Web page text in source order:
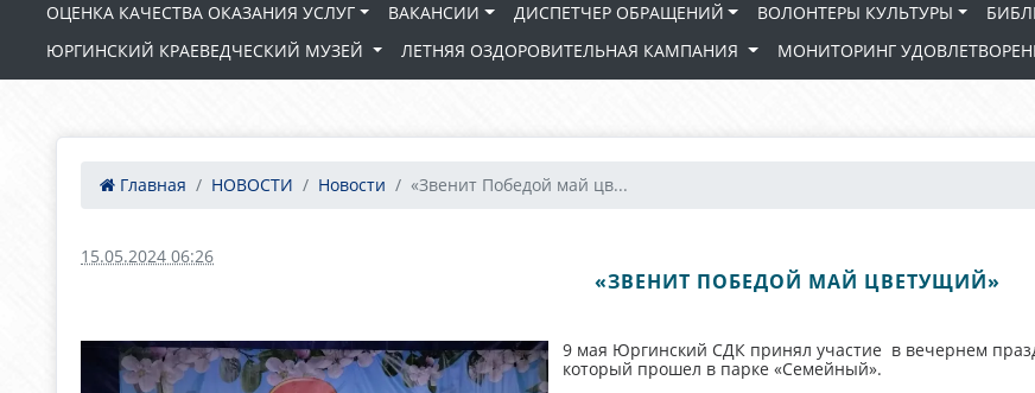
ОЦЕНКА КАЧЕСТВА ОКАЗАНИЯ УСЛУГ
ВАКАНСИИ ДИСПЕТЧЕР ОБРАЩЕНИЙ ВОЛОНТЕРЫ КУЛЬТУРЫ
ЮРГИНСКИЙ КРАЕВЕДЧЕСКИЙ МУЗЕЙ
ЛЕТНЯЯ ОЗДОРОВИТЕЛЬНАЯ КАМПАНИЯ МОНИТОРИНГ
Главная НОВОСТИ Новости «Звенит Победой май цв...
15.05.2024 06:26
«ЗВЕНИТ ПОБЕДОЙ МАЙ ЦВЕТУЩИЙ»
9 мая Юргинский СДК принял участие в вечернем
который прошел в парке «Семейный».